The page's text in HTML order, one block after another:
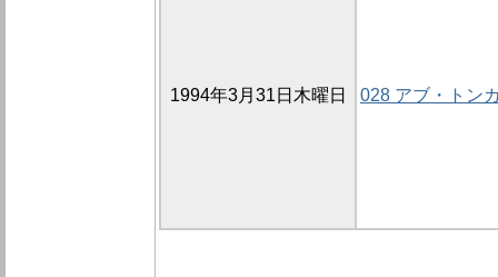
1994年3月31日木曜日 028 アブ・トン